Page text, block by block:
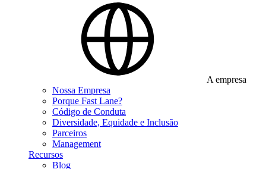
A empresa
Nossa Empresa
Porque Fast Lane?
Código de Conduta
Diversidade, Equidade e Inclusão
Parceiros
Management
Recursos
Blog